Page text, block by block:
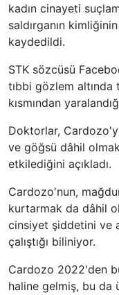
kadın cinayeti
saldırganın
kaydedildi.
STK sözcüsü
tıbbi gözlem
kısmından
Doktorlar,
ve göğsü dâhil
etkilediğini açıkladı.
Cardozo'nun,
kurtarmak da dâhil
cinsiyet şiddetini ve
çalıştığı biliniyor.
Cardozo 2022'den
haline gelmiş, bu da